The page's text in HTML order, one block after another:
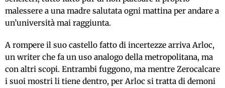
malessere a una madre salutata ogni mattina per andare a
un’università mai raggiunta.
A rompere il suo castello fatto di incertezze arriva Arloc,
un writer che fa un uso analogo della metropolitana, ma
con altri scopi. Entrambi fuggono, ma mentre Zerocalcare
i suoi mostri li tiene dentro, per Arloc si tratta di demoni